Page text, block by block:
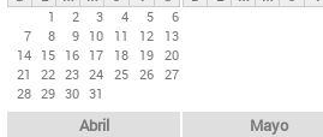
p
n
1
2 3 4 5
6
7
8 9 10 11 12
13
14 15 16 17 18 19 20
21
22 23 24 25 26 27
28 29 30 31
Abril Mayo